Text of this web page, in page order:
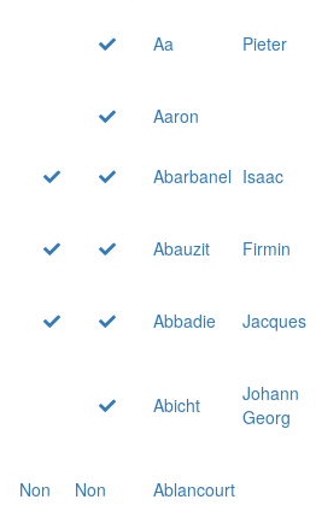
Aa Pieter
Aaron
Abarbanel Isaac
Abauzit
Firmin
Abbadie
Jacques
Abicht
Johann
Georg
Non Non
Ablancourt